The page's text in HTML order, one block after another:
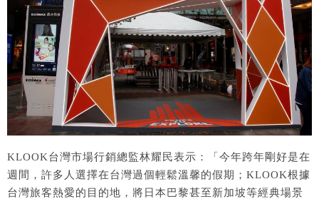
KLOOK台灣市場行銷總監林耀民表示：「今年跨年剛好是在
週間，許多人選擇在台灣過個輕鬆溫馨的假期；KLOOK根據
台灣旅客熱愛的目的地，將日本巴黎甚至新加坡等經典場景